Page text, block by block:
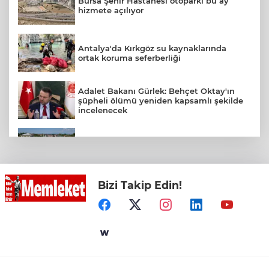
hizmete açılıyor
Antalya'da Kırkgöz su kaynaklarında
ortak koruma seferberliği
Adalet Bakanı Gürlek: Behçet Oktay'ın
şüpheli ölümü yeniden kapsamlı şekilde
incelenecek
Muğla Seydikemer'de yangın sonrası
seferberlik
Bozcaada mercan resifleri için koruma
Bizi Takip Edin!